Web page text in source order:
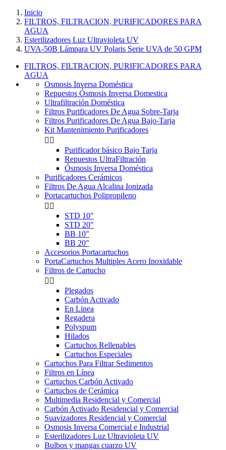
Inicio
FILTROS, FILTRACION, PURIFICADORES PARA
AGUA
Esterilizadores Luz Ultravioleta UV
UVA-50B Lámpara UV Polaris Serie UVA de 50 GPM
FILTROS, FILTRACION, PURIFICADORES PARA
AGUA
Osmosis Inversa Doméstica
Repuestos Ósmosis Inversa Domestica
Ultrafiltración Doméstica
Filtros Purificadores De Agua Sobre-Tarja
Filtros Purificadores De Agua Bajo-Tarja
Kit Mantenimiento Purificadores
 
Purificador básico Bajo Tarja
Repuestos UltraFiltración
Ósmosis Inversa Doméstica
Purificadores Cerámicos
Filtros De Agua Alcalina Ionizada
Portacartuchos Polipropileno
 
STD 10"
STD 20"
BB 10"
BB 20"
Accesorios Portacartuchos
PortaCartuchos Multiples Acero Inoxidable
Filtros de Cartucho
 
Plegados
Carbón Activado
En Linea
Regadera
Polyspum
Hilados
Cartuchos Rellenables
Cartuchos Especiales
Cartuchos Para Filtrar Sedimentos
Filtros en Línea
Cartuchos Carbón Activado
Cartuchos de Cerámica
Multimedia Residencial y Comercial
Carbón Activado Residencial y Comercial
Suavizadores Residencial y Comercial
Osmosis Inversa Comercial e Industrial
Esterilizadores Luz Ultravioleta UV
Bulbos y mangas cuarzo UV